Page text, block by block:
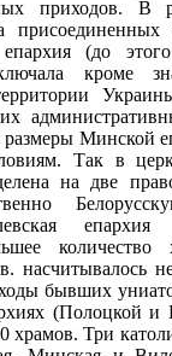
приходов. В
епар­хия (до
кроме
Минской
Так в
на две
насчитывалось
бывших
(Полоцкой и
храмов. Три